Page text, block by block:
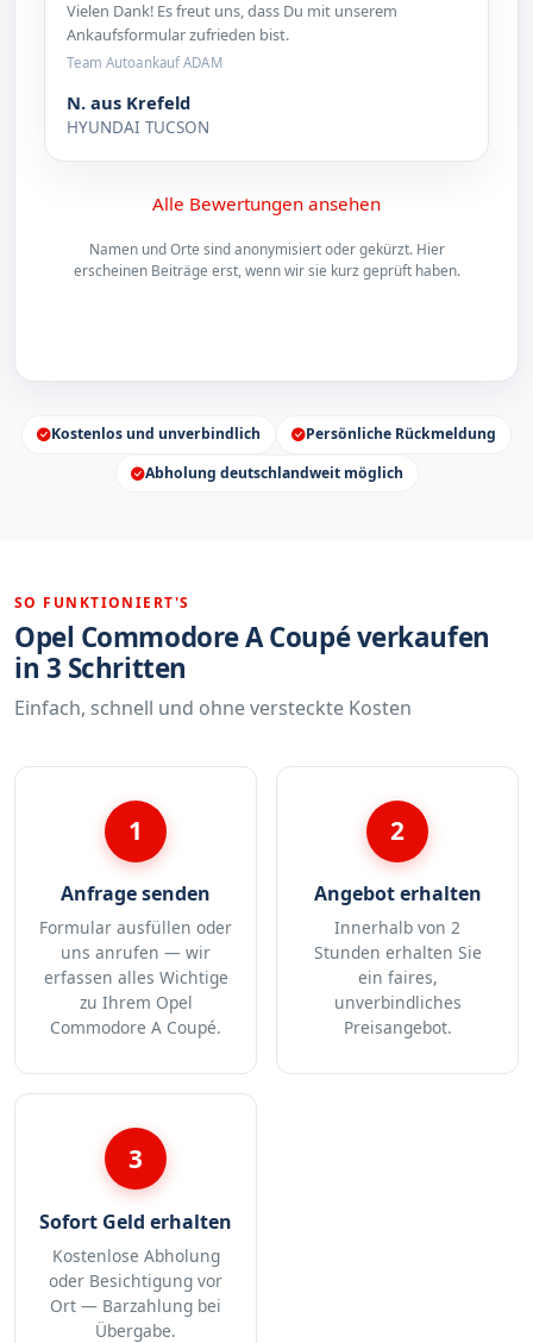
Vielen Dank! Es freut uns, dass Du mit unserem
Ankaufsformular zufrieden bist.
Team Autoankauf ADAM
N. aus Krefeld
HYUNDAI TUCSON
Alle Bewertungen ansehen
Namen und Orte sind anonymisiert oder gekürzt. Hier
erscheinen Beiträge erst, wenn wir sie kurz geprüft haben.
Kostenlos und unverbindlich
Persönliche Rückmeldung
Abholung deutschlandweit möglich
SO FUNKTIONIERT'S
Opel Commodore A Coupé verkaufen
in 3 Schritten
Einfach, schnell und ohne versteckte Kosten
1
Anfrage senden
Formular ausfüllen oder
uns anrufen — wir
erfassen alles Wichtige
zu Ihrem Opel
Commodore A Coupé.
2
Angebot erhalten
Innerhalb von 2
Stunden erhalten Sie
ein faires,
unverbindliches
Preisangebot.
3
Sofort Geld erhalten
Kostenlose Abholung
oder Besichtigung vor
Ort — Barzahlung bei
Übergabe.